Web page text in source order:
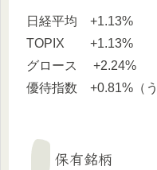
日経平均 +1.13%
TOPIX +1.13%
グロース +2.24%
優待指数 +0.81%（う
保有銘柄